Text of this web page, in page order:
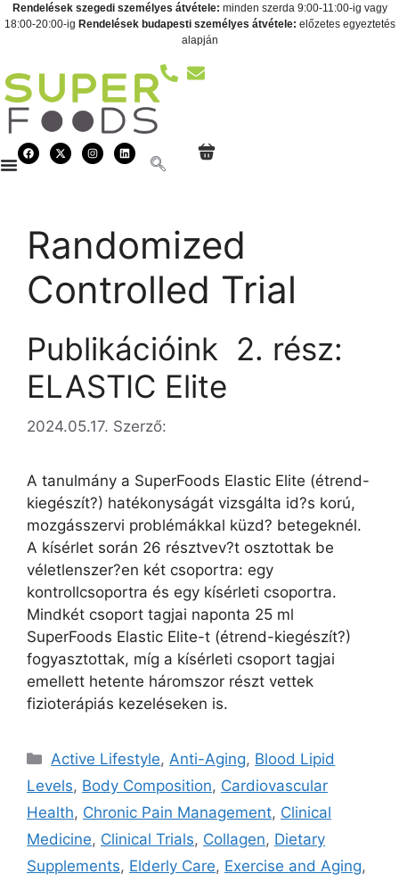
Rendelések szegedi személyes átvétele: minden szerda 9:00-11:00-ig vagy
18:00-20:00-ig Rendelések budapesti személyes átvétele: előzetes egyeztetés
alapján
Randomized
Controlled Trial
Publikációink  2. rész:
ELASTIC Elite
2024.05.17. Szerző:
A tanulmány a SuperFoods Elastic Elite (étrend-
kiegészít?) hatékonyságát vizsgálta id?s korú,
mozgásszervi problémákkal küzd? betegeknél.
A kísérlet során 26 résztvev?t osztottak be
véletlenszer?en két csoportra: egy
kontrollcsoportra és egy kísérleti csoportra.
Mindkét csoport tagjai naponta 25 ml
SuperFoods Elastic Elite-t (étrend-kiegészít?)
fogyasztottak, míg a kísérleti csoport tagjai
emellett hetente háromszor részt vettek
fizioterápiás kezeléseken is.
Active Lifestyle, Anti-Aging, Blood Lipid
Levels, Body Composition, Cardiovascular
Health, Chronic Pain Management, Clinical
Medicine, Clinical Trials, Collagen, Dietary
Supplements, Elderly Care, Exercise and Aging,